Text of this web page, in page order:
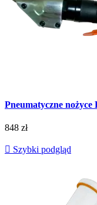
Pneumatyczne nożyce
848 zł
 Szybki podgląd